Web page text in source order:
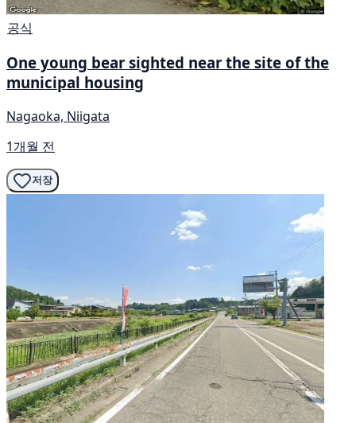
공식
One young bear sighted near the site of the
municipal housing
Nagaoka, Niigata
1개월 전
저장